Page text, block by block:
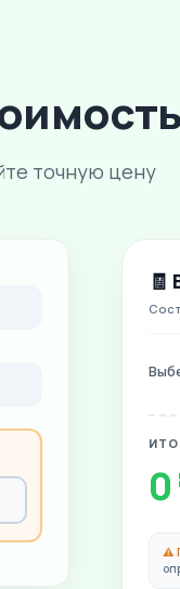
точную цену
🧾
⚠️